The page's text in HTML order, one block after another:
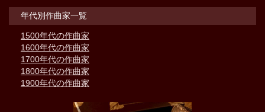
年代別作曲家一覧
1500年代の作曲家
1600年代の作曲家
1700年代の作曲家
1800年代の作曲家
1900年代の作曲家